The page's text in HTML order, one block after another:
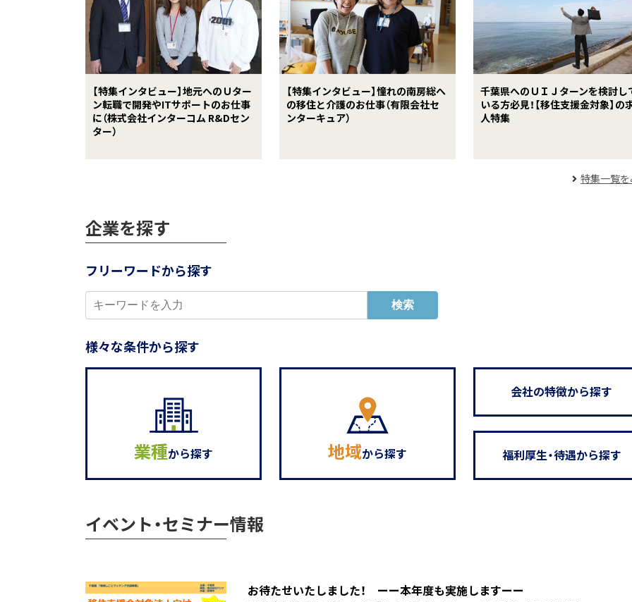
【特集インタビュー】地元へのＵター
ン転職で開発やITサポートのお仕事
に（株式会社インターコム R&Dセン
ター）
【特集インタビュー】憧れの南房総へ
の移住と介護のお仕事（有限会社セ
ンターキュア）
千葉県へのＵＩＪターンを検討し
いる方必見！【移住支援金対象】の
人特集
特集一覧
企業を探す
フリーワードから探す
様々な条件から探す
業種から探す 地域から探す
会社の特徴から探す
福利厚生・待遇から探す
イベント・セミナー情報
お待たせいたしました！ ーー本年度も実施しますーー